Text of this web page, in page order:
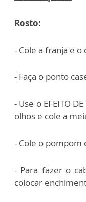
Rosto:
- Cole a franja e o
- Faça o ponto
- Use o EFEITO
olhos e cole a
- Cole o pompom
- Para fazer o
colocar